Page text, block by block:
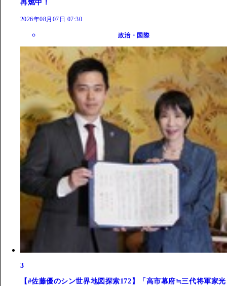
再燃中！
2026年08月07日 07:30
政治・国際
3
【#佐藤優のシン世界地図探索172】「高市幕府≒三代将軍家光